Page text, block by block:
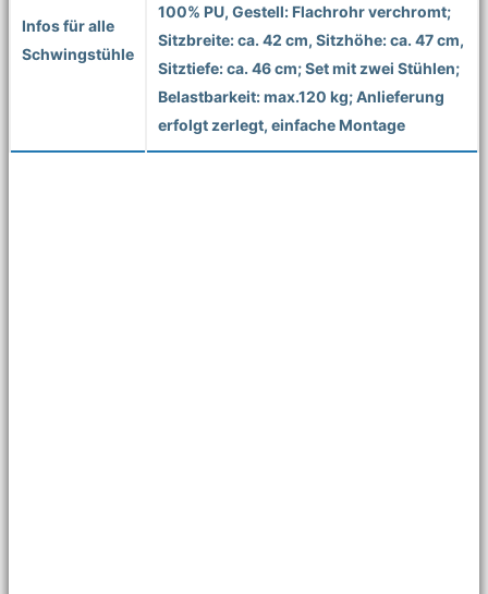
Infos für alle
Schwingstühle
100% PU, Gestell: Flachrohr verchromt;
Sitzbreite: ca. 42 cm, Sitzhöhe: ca. 47 cm,
Sitztiefe: ca. 46 cm; Set mit zwei Stühlen;
Belastbarkeit: max.120 kg; Anlieferung
erfolgt zerlegt, einfache Montage